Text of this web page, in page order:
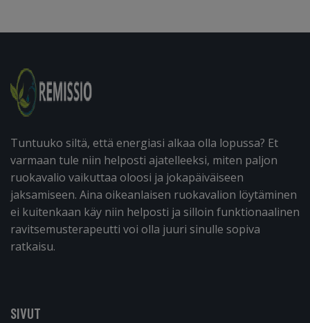
Tuntuuko siltä, että energiasi alkaa olla lopussa? Et
varmaan tule niin helposti ajatelleeksi, miten paljon
ruokavalio vaikuttaa oloosi ja jokapäiväiseen
jaksamiseen. Aina oikeanlaisen ruokavalion löytäminen
ei kuitenkaan käy niin helposti ja silloin funktionaalinen
ravitsemusterapeutti voi olla juuri sinulle sopiva
ratkaisu.
SIVUT